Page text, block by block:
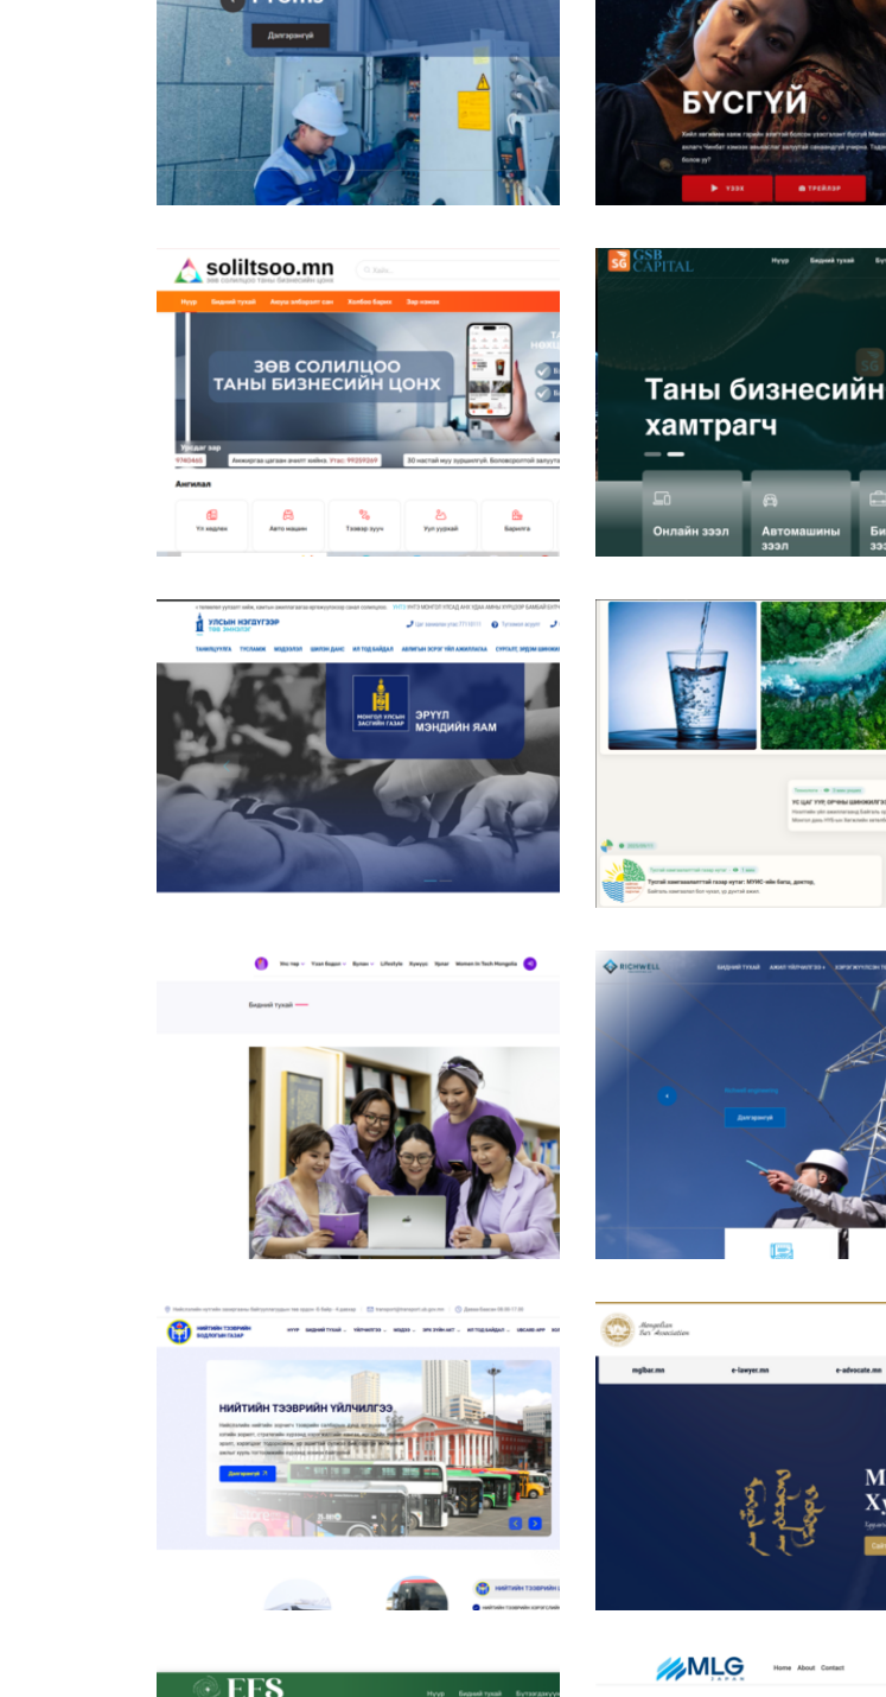
Транс Капитал ББСБ Мэдээллийн Аюулгүй
Proms.mn Hunnumedia.mn
Https://www.soliltsoo.mn/ Gsbcapital.mn
Улсын Нэгдүгээр Төв Эмнэлэг
Эмэгтэйчүүдэд Зориулсан Мэдлэг,
Мэдээллийн Итгэлтэй Эх Сурвалж,